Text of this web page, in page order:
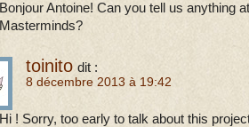
Bonjour Antoine! Can you tell us anything
Masterminds?
toinito dit :
8 décembre 2013 à 19:42
Hi ! Sorry, too early to talk about this